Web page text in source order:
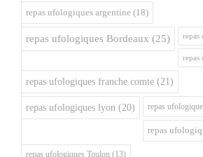
repas ufologiques argentine (18)
repas ufologiques Bordeaux (25) repas
repas
repas ufologiques franche comte (21)
repas ufologiques lyon (20) repas
repas
repas ufologiques Toulon (13)